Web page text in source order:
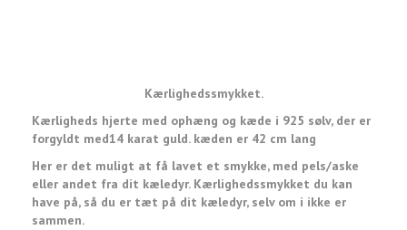
Kærlighedssmykket.
Kærligheds hjerte med ophæng og kæde i 925 sølv, der er
forgyldt med14 karat guld. kæden er 42 cm lang
Her er det muligt at få lavet et smykke, med pels/aske
eller andet fra dit kæledyr. Kærlighedssmykket du kan
have på, så du er tæt på dit kæledyr, selv om i ikke er
sammen.